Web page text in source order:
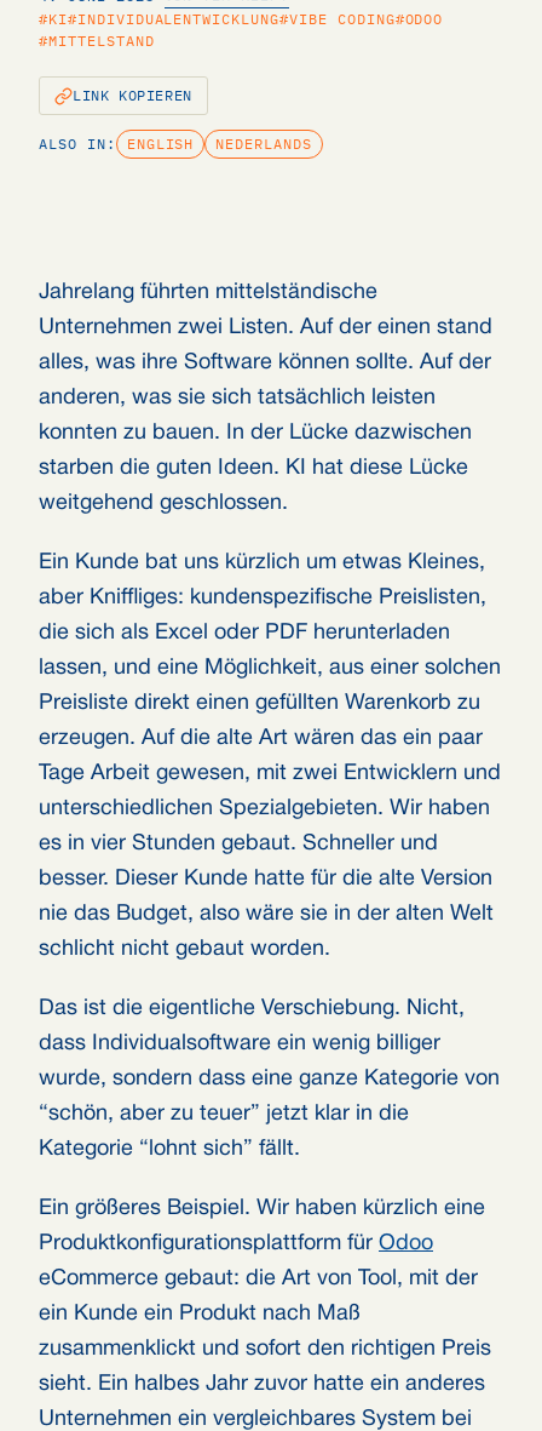
#KI#INDIVIDUALENTWICKLUNG#VIBE CODING#ODOO
#MITTELSTAND
LINK KOPIEREN
ALSO IN: ENGLISH NEDERLANDS
Jahrelang führten mittelständische
Unternehmen zwei Listen. Auf der einen stand
alles, was ihre Software können sollte. Auf der
anderen, was sie sich tatsächlich leisten
konnten zu bauen. In der Lücke dazwischen
starben die guten Ideen. KI hat diese Lücke
weitgehend geschlossen.
Ein Kunde bat uns kürzlich um etwas Kleines,
aber Kniffliges: kundenspezifische Preislisten,
die sich als Excel oder PDF herunterladen
lassen, und eine Möglichkeit, aus einer solchen
Preisliste direkt einen gefüllten Warenkorb zu
erzeugen. Auf die alte Art wären das ein paar
Tage Arbeit gewesen, mit zwei Entwicklern und
unterschiedlichen Spezialgebieten. Wir haben
es in vier Stunden gebaut. Schneller und
besser. Dieser Kunde hatte für die alte Version
nie das Budget, also wäre sie in der alten Welt
schlicht nicht gebaut worden.
Das ist die eigentliche Verschiebung. Nicht,
dass Individualsoftware ein wenig billiger
wurde, sondern dass eine ganze Kategorie von
“schön, aber zu teuer” jetzt klar in die
Kategorie “lohnt sich” fällt.
Ein größeres Beispiel. Wir haben kürzlich eine
Produktkonfigurationsplattform für Odoo
eCommerce gebaut: die Art von Tool, mit der
ein Kunde ein Produkt nach Maß
zusammenklickt und sofort den richtigen Preis
sieht. Ein halbes Jahr zuvor hatte ein anderes
Unternehmen ein vergleichbares System bei